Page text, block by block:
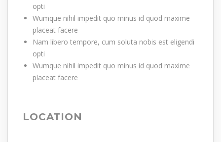
opti
Wumque nihil impedit quo minus id quod maxime
placeat facere
Nam libero tempore, cum soluta nobis est eligendi
opti
Wumque nihil impedit quo minus id quod maxime
placeat facere
LOCATION